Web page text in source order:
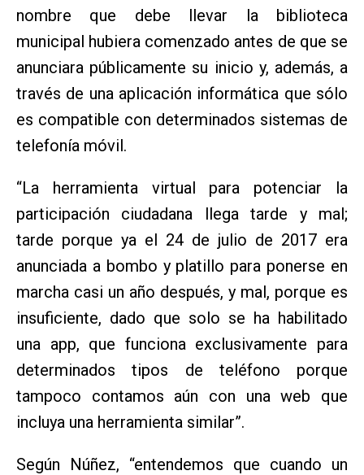
nombre que debe llevar la biblioteca
municipal hubiera comenzado antes de que se
anunciara públicamente su inicio y, además, a
través de una aplicación informática que sólo
es compatible con determinados sistemas de
telefonía móvil.
“La herramienta virtual para potenciar la
participación ciudadana llega tarde y mal;
tarde porque ya el 24 de julio de 2017 era
anunciada a bombo y platillo para ponerse en
marcha casi un año después, y mal, porque es
insuficiente, dado que solo se ha habilitado
una app, que funciona exclusivamente para
determinados tipos de teléfono porque
tampoco contamos aún con una web que
incluya una herramienta similar”.
Según Núñez, “entendemos que cuando un